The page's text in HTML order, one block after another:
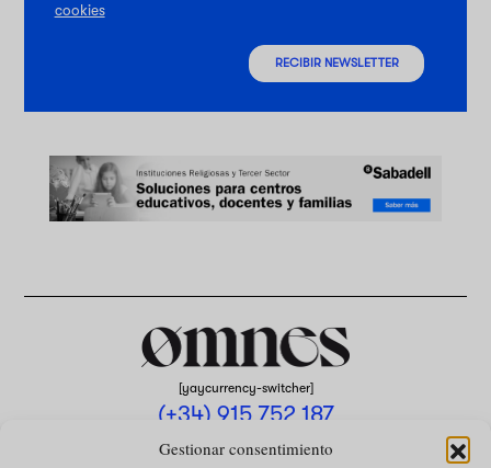
Gestionar consentimiento
cookies
RECIBIR NEWSLETTER
[yaycurrency-switcher]
(+34) 915 752 187
omnes@omnesmag.com